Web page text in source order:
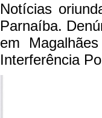
Notícias
Parnaíba.
em
Interferência